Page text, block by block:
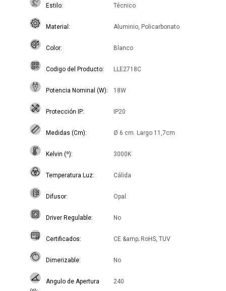
Estilo Técnico
Material Aluminio, Policarbonato
Color Blanco
Codigo del Producto LLE2718C
Potencia Nominal (W) 18W
Protección IP IP20
Medidas (Cm) Ø 6 cm. Largo 11,7cm
Kelvin (º) 3000K
Temperatura Luz Cálida
Difusor Opal
Driver Regulable No
Certificados CE &amp; RoHS, TUV
Dimerizable No
Angulo de Apertura
240